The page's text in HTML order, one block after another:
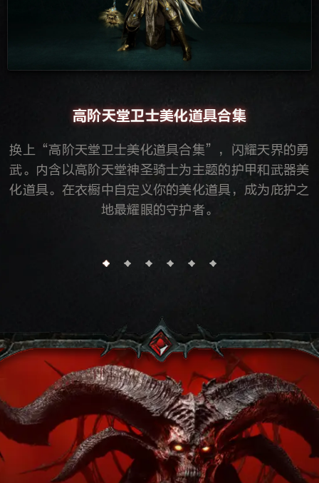
高阶天堂卫士美化道具合集
换上“高阶天堂卫士美化道具合集”，闪耀天界的勇
武。内含以高阶天堂神圣骑士为主题的护甲和武器美
化道具。在衣橱中自定义你的美化道具，成为庇护之
地最耀眼的守护者。